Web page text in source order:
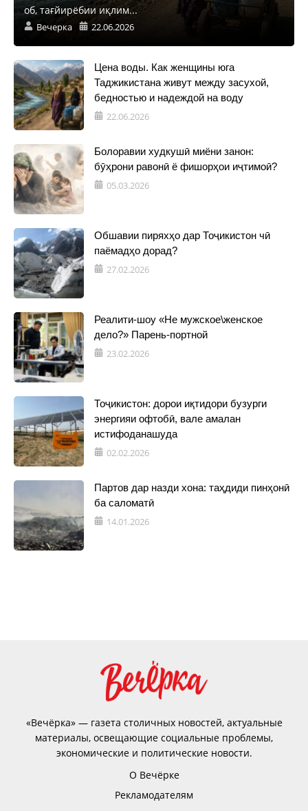
об, тағйирёбии иқлим...
Вечерка 22.06.2026
Цена воды. Как женщины юга
Таджикистана живут между засухой,
бедностью и надеждой на воду
22.06.2026
Болоравии худкушӣ миёни занон:
бӯҳрони равонӣ ё фишорҳои иҷтимоӣ?
05.03.2026
Обшавии пиряхҳо дар Тоҷикистон чӣ
паёмадҳо дорад?
27.02.2026
Реалити-шоу «Не мужское\женское
дело?» Парень-портной
23.02.2026
Тоҷикистон: дорои иқтидори бузурги
энергияи офтобӣ, вале амалан
истифоданашуда
02.02.2026
Партов дар назди хона: таҳдиди пинҳонӣ
ба саломатӣ
14.01.2026
«Вечёрка» — газета столичных новостей, актуальные
материалы, освещающие социальные проблемы,
экономические и политические новости.
О Вечёрке
Рекламодателям